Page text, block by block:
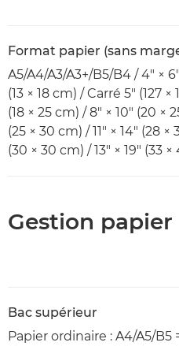
Format papier (sans
A5/A4/A3/A3+/B5/B4 / 4" ×
(13 × 18 cm) / Carré 5" (127 ×
(18 × 25 cm) / 8" × 10" (20 ×
(25 × 30 cm) / 11" × 14" (28 ×
(30 × 30 cm) / 13" × 19" (33
Gestion papier
Bac supérieur
Papier ordinaire : A4/A5/B5